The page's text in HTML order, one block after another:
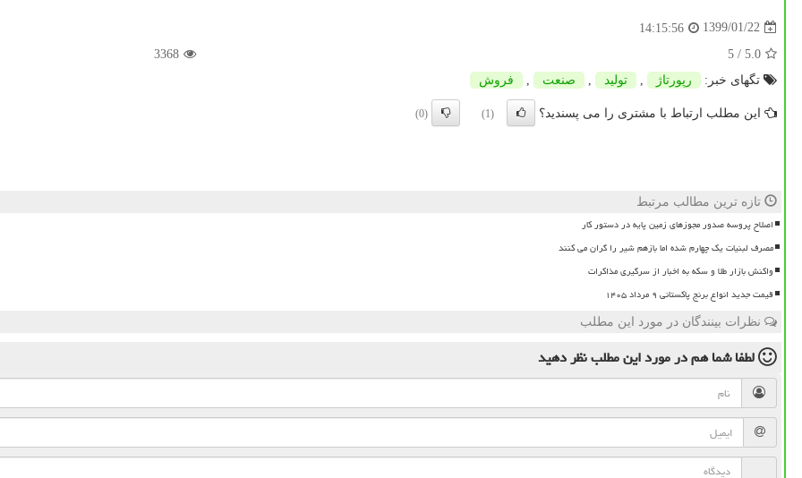
1399/01/22
14:15:56
5.0
/ 5
3368
تگهای خبر:
رپورتاژ , تولید , صنعت , فروش
این مطلب ارتباط با مشتری را می پسندید؟ (1)
(0)
تازه ترین مطالب مرتبط
اصلاح پروسه صدور مجوزهای زمین پایه در دستور کار
مصرف لبنیات یک چهارم شده اما بازهم شیر را گران می کنند
واکنش بازار طلا و سکه به اخبار از سرگیری مذاکرات
قیمت جدید انواع برنج پاکستانی ۹ مرداد ۱۴۰۵
نظرات بینندگان در مورد این مطلب
لطفا شما همدر مورد این مطلبنظر دهید